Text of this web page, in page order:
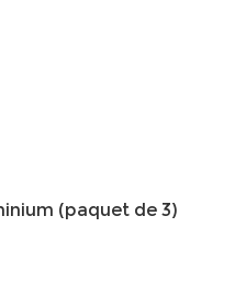
(paquet de 3)